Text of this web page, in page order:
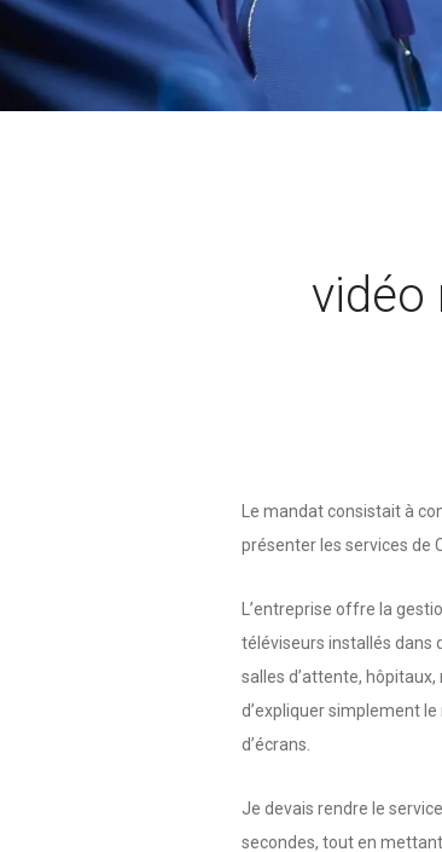
vidéo
Le mandat consistait à
présenter les services de
L’entreprise offre la
téléviseurs installés dans
salles d’attente,
d’expliquer simplement
d’écrans.
Je devais rendre le
secondes, tout en